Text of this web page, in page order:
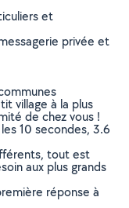
et
privée et
village à la plus
de chez vous !
10 secondes, 3.6
tout est
aux plus grands
réponse à